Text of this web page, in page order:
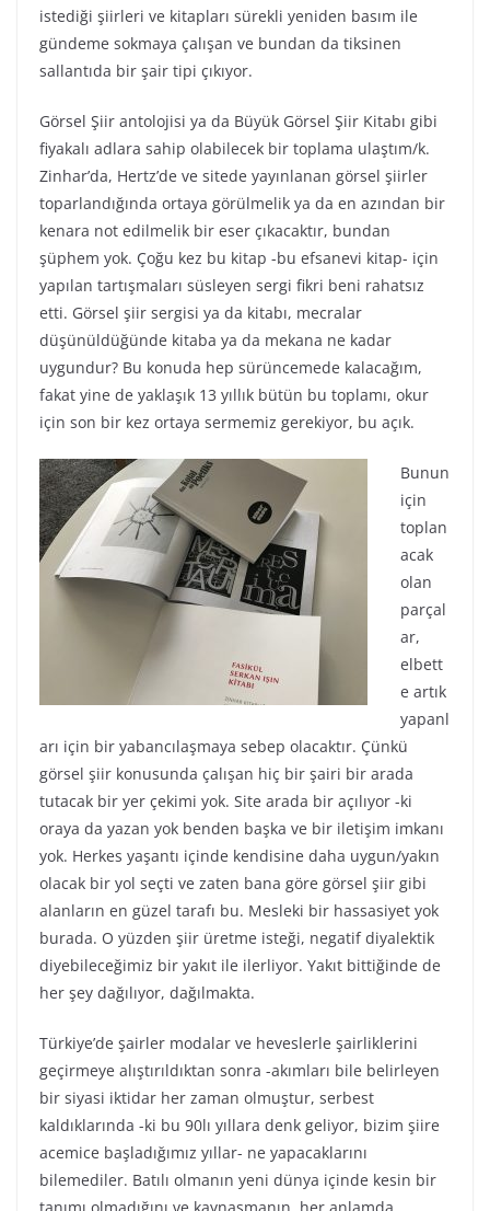
istediği şiirleri ve kitapları sürekli yeniden basım ile
gündeme sokmaya çalışan ve bundan da tiksinen
sallantıda bir şair tipi çıkıyor.
Görsel Şiir antolojisi ya da Büyük Görsel Şiir Kitabı gibi
fiyakalı adlara sahip olabilecek bir toplama ulaştım/k.
Zinhar’da, Hertz’de ve sitede yayınlanan görsel şiirler
toparlandığında ortaya görülmelik ya da en azından bir
kenara not edilmelik bir eser çıkacaktır, bundan
şüphem yok. Çoğu kez bu kitap -bu efsanevi kitap- için
yapılan tartışmaları süsleyen sergi fikri beni rahatsız
etti. Görsel şiir sergisi ya da kitabı, mecralar
düşünüldüğünde kitaba ya da mekana ne kadar
uygundur? Bu konuda hep sürüncemede kalacağım,
fakat yine de yaklaşık 13 yıllık bütün bu toplamı, okur
için son bir kez ortaya sermemiz gerekiyor, bu açık.
Bunun
için
toplan
acak
olan
parçal
ar,
elbett
e artık
yapanl
arı için bir yabancılaşmaya sebep olacaktır. Çünkü
görsel şiir konusunda çalışan hiç bir şairi bir arada
tutacak bir yer çekimi yok. Site arada bir açılıyor -ki
oraya da yazan yok benden başka ve bir iletişim imkanı
yok. Herkes yaşantı içinde kendisine daha uygun/yakın
olacak bir yol seçti ve zaten bana göre görsel şiir gibi
alanların en güzel tarafı bu. Mesleki bir hassasiyet yok
burada. O yüzden şiir üretme isteği, negatif diyalektik
diyebileceğimiz bir yakıt ile ilerliyor. Yakıt bittiğinde de
her şey dağılıyor, dağılmakta.
Türkiye’de şairler modalar ve heveslerle şairliklerini
geçirmeye alıştırıldıktan sonra -akımları bile belirleyen
bir siyasi iktidar her zaman olmuştur, serbest
kaldıklarında -ki bu 90lı yıllara denk geliyor, bizim şiire
acemice başladığımız yıllar- ne yapacaklarını
bilemediler. Batılı olmanın yeni dünya içinde kesin bir